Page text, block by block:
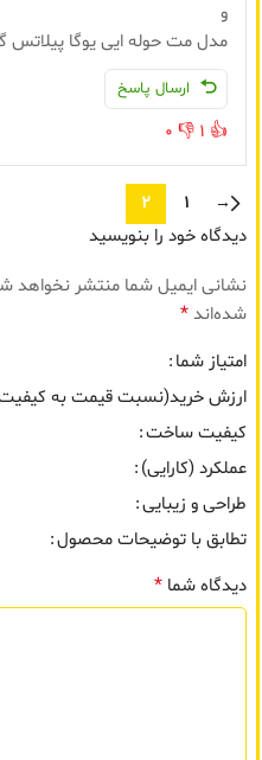
و
مدل مت حوله ایی یوگا پیلاتس
ارسال پاسخ
👍
1
👎
0
→
1
2
دیدگاه خود را بنویسید
نشانی ایمیل شما منتشر نخواهد
شده‌اند*
امتیاز شما
ارزش خرید(نسبت قیمت به
کیفیت ساخت
عملکرد (کارایی)
طراحی و زیبایی
تطابق با توضیحات محصول
دیدگاه شما *